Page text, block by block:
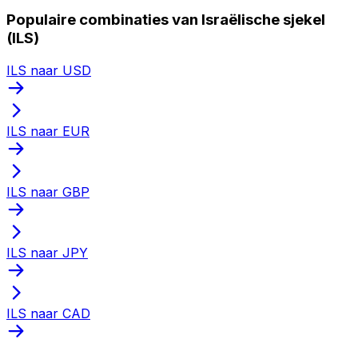
Populaire combinaties van Israëlische sjekel
(ILS)
ILS naar USD
ILS naar EUR
ILS naar GBP
ILS naar JPY
ILS naar CAD